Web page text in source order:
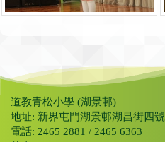
道教青松小學 (湖景邨)
地址: 新界屯門湖景邨湖昌街四號
電話: 2465 2881 / 2465 6363